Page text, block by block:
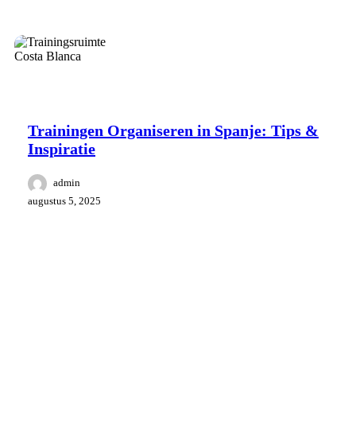
Trainingen Organiseren in Spanje: Tips &
Inspiratie
admin
augustus 5, 2025